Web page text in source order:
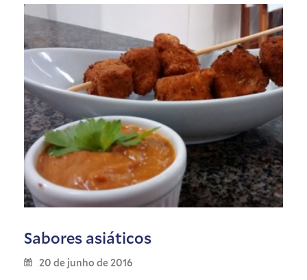
Sabores asiáticos
20 de junho de 2016